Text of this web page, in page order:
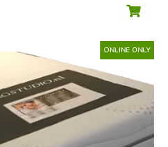
ONLINE ONLY